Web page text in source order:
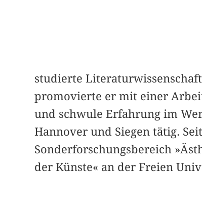
studierte
promovierte er mit einer
und schwule Erfahrung im
Hannover und Siegen tätig.
Sonderforschungsbereich
der Künste« an der Freien